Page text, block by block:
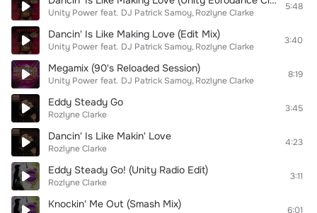
Unity Power feat. DJ Patrick Samoy Rozlyne Clarke
5:48
Dancin' Is Like Making Love (Edit Mix)
Unity Power feat. DJ Patrick Samoy Rozlyne Clarke
3:40
Megamix (90's Reloaded Session)
Unity Power feat. DJ Patrick Samoy Rozlyne Clarke
8:19
Eddy Steady Go
Rozlyne Clarke
3:45
Dancin' Is Like Makin' Love
Rozlyne Clarke
4:23
Eddy Steady Go! (Unity Radio Edit)
Rozlyne Clarke
3:11
Knockin' Me Out (Smash Mix) 6:01